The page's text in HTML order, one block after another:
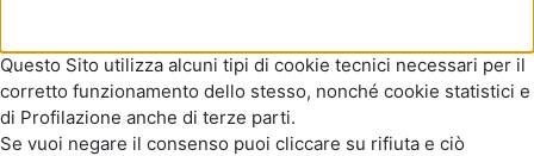
Questo Sito utilizza alcuni tipi di cookie tecnici necessari per il
corretto funzionamento dello stesso, nonché cookie statistici e
di Profilazione anche di terze parti.
Se vuoi negare il consenso puoi cliccare su rifiuta e ciò